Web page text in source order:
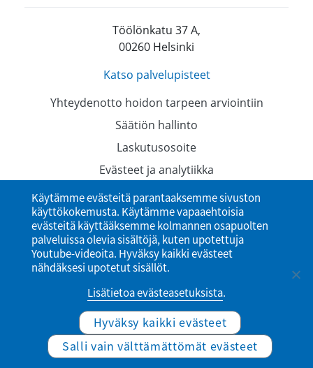
Töölönkatu 37 A,
00260 Helsinki
Katso palvelupisteet
Yhteydenotto hoidon tarpeen arviointiin
Säätiön hallinto
Laskutusosoite
Evästeet ja analytiikka
Tietosuojaselosteet
Saavutettavuusseloste
© Ylioppilaiden terveydenhoitosäätiö
Website by Verkkovaraani
Käytämme evästeitä parantaaksemme sivuston
käyttökokemusta. Käytämme vapaaehtoisia
evästeitä käyttääksemme kolmannen osapuolten
palveluissa olevia sisältöjä, kuten upotettuja
Youtube-videoita. Hyväksy kaikki evästeet
nähdäksesi upotetut sisällöt.
Lisätietoa evästeasetuksista.
Hyväksy kaikki evästeet
Salli vain välttämättömät evästeet